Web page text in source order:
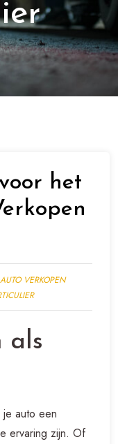
het
AUTO VERKOPEN
als
auto een
ervaring zijn. Of